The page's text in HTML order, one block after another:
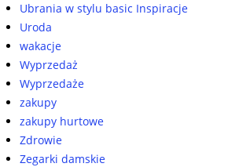
Ubrania w stylu basic Inspiracje
Uroda
wakacje
Wyprzedaż
Wyprzedaże
zakupy
zakupy hurtowe
Zdrowie
Zegarki damskie